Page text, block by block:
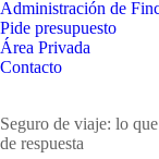
Administración de
Pide presupuesto
Área Privada
Contacto
Seguro de viaje: lo
de respuesta